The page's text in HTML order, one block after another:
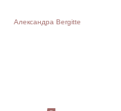
Александра Bergitte